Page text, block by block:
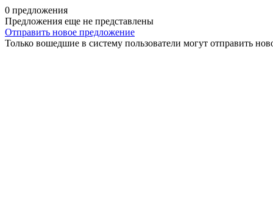
0 предложения
Предложения еще не представлены
Отправить новое предложение
Только вошедшие в систему пользователи могут отправить